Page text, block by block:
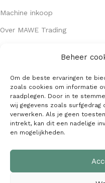
Beheer
Om de beste ervaringen te
zoals cookies om informatie
raadplegen. Door in te
wij gegevens zoals
verwerken. Als je geen
intrekt, kan dit een nadelige
en mogelijkheden.
Machine inkoop
Over MAWE Trading
Algemene voorwaarden
KVK: 64407667
info@mawetrading.nl
+31 6 53 270 335